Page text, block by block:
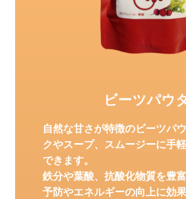
ビーツパウ
自然な甘さが特徴のビーツパ
クやスープ、スムージーに手
できます。
鉄分や葉酸、抗酸化物質を豊
予防やエネルギーの向上に効果